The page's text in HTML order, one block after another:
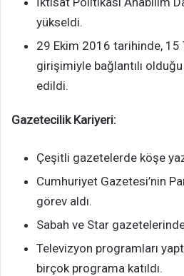
yükseldi.
29 Ekim 2016 tarihinde, 15
girişimiyle bağlantılı
edildi.
Gazetecilik Kariyeri:
Çeşitli gazetelerde köşe
Cumhuriyet Gazetesi’nin
görev aldı.
Sabah ve Star
Televizyon programları
birçok programa katıldı.